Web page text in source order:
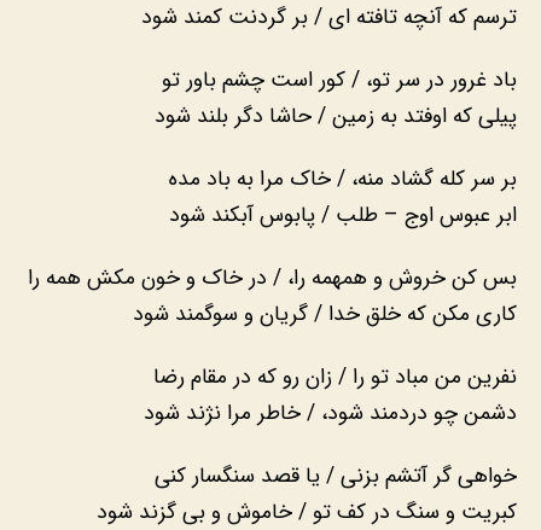
ترسم که آنچه تافته ای / بر گردنت کمند شود
باد غرور در سر تو، / کور است چشم باور تو
پیلی که اوفتد به زمین / حاشا دگر بلند شود
بر سر کله گشاد منه، / خاک مرا به باد مده
ابر عبوس اوج – طلب / پابوس آبکند شود
بس کن خروش و همهمه را، / در خاک و خون مکش همه را
کاری مکن که خلق خدا / گریان و سوگمند شود
نفرین من مباد تو را / زان رو که در مقام رضا
دشمن چو دردمند شود، / خاطر مرا نژند شود
خواهی گر آتشم بزنی / یا قصد سنگسار کنی
کبریت و سنگ در کف تو / خاموش و بی گزند شود